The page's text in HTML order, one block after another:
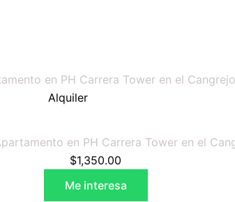
Alquiler
en PH Carrera Tower en el
$1,350.00
Me interesa